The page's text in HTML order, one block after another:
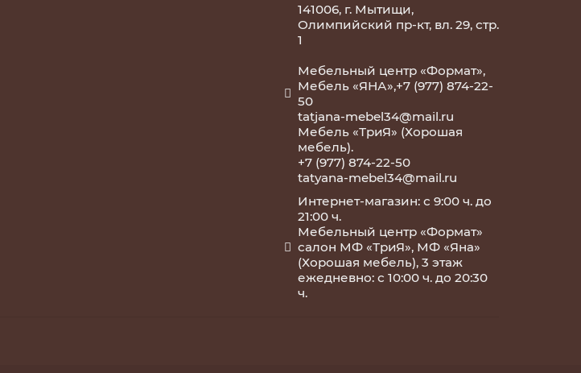
141006, г. Мытищи,
Олимпийский пр-кт, вл. 29, стр.
1
Мебельный центр «Формат»,
Мебель «ЯНА»,+7 (977) 874-22-
50
tatjana-mebel34@mail.ru
Мебель «ТриЯ» (Хорошая
мебель).
+7 (977) 874-22-50
tatyana-mebel34@mail.ru
Интернет-магазин: с 9:00 ч. до
21:00 ч.
Мебельный центр «Формат»
салон МФ «ТриЯ», МФ «Яна»
(Хорошая мебель), 3 этаж
ежедневно: с 10:00 ч. до 20:30
ч.